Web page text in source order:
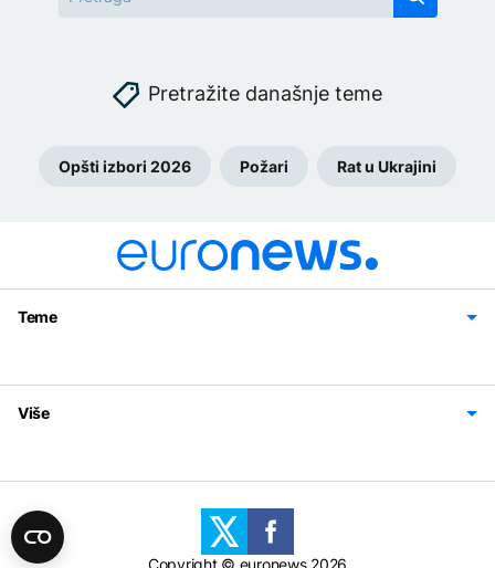
Pretražite današnje teme
Opšti izbori 2026 Požari Rat u Ukrajini
Teme
Svijet
Sport
Magazin
Više
Politika privatnosti
Uslovi korišćenja